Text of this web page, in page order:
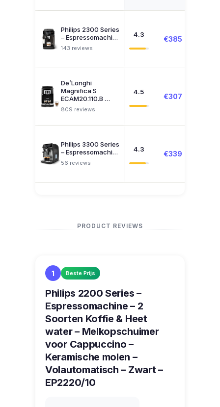
Philips 2300 Series
– Espressomachi…
143 reviews
4.3
€385
De’Longhi
Magnifica S
ECAM20.110.B …
809 reviews
4.5
€307
Philips 3300 Series
– Espressomachi…
56 reviews
4.3
€339
PRODUCT REVIEWS
1 Beste Prijs
Philips 2200 Series –
Espressomachine – 2
Soorten Koffie & Heet
water – Melkopschuimer
voor Cappuccino –
Keramische molen –
Volautomatisch – Zwart –
EP2220/10